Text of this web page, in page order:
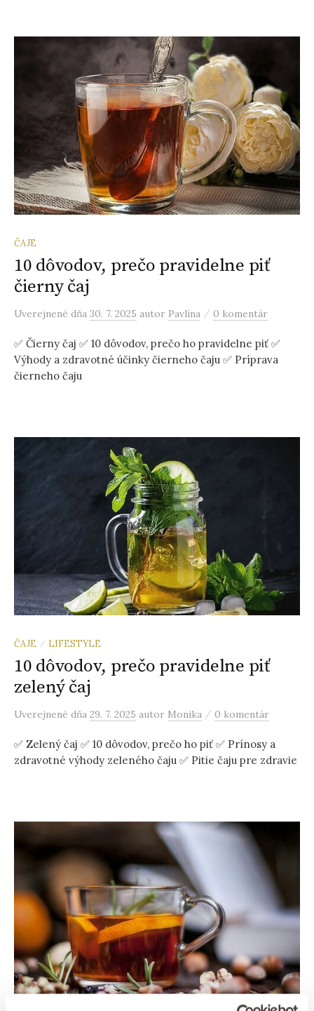
ČAJE
10 dôvodov, prečo pravidelne piť
čierny čaj
Uverejnené dňa 30. 7. 2025 autor Pavlína / 0 komentár
✅ Čierny čaj ✅ 10 dôvodov, prečo ho pravidelne piť ✅
Výhody a zdravotné účinky čierneho čaju ✅ Príprava
čierneho čaju
ČAJE / LIFESTYLE
10 dôvodov, prečo pravidelne piť
zelený čaj
Uverejnené dňa 29. 7. 2025 autor Monika / 0 komentár
✅ Zelený čaj ✅ 10 dôvodov, prečo ho piť ✅ Prínosy a
zdravotné výhody zeleného čaju ✅ Pitie čaju pre zdravie